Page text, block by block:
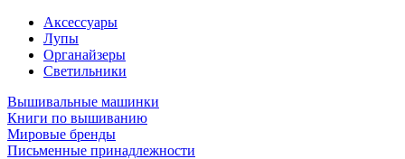
Аксессуары
Лупы
Органайзеры
Светильники
Вышивальные машинки
Книги по вышиванию
Мировые бренды
Письменные принадлежности